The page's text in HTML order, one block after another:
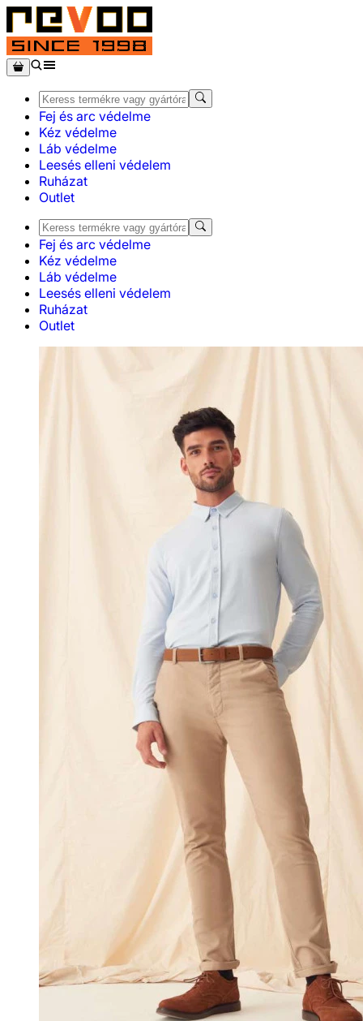
Fej és arc védelme
Kéz védelme
Láb védelme
Leesés elleni védelem
Ruházat
Outlet
Fej és arc védelme
Kéz védelme
Láb védelme
Leesés elleni védelem
Ruházat
Outlet